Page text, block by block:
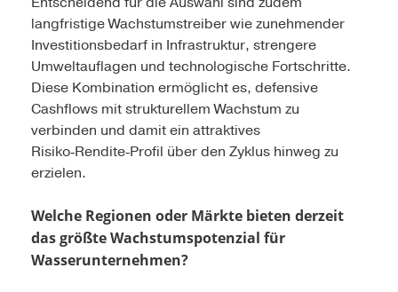
langfristige Wachstumstreiber wie zunehmender
Investitionsbedarf in Infrastruktur, strengere
Umweltauflagen und technologische Fortschritte.
Diese Kombination ermöglicht es, defensive
Cashflows mit strukturellem Wachstum zu
verbinden und damit ein attraktives
Risiko‑Rendite‑Profil über den Zyklus hinweg zu
erzielen.
Welche Regionen oder Märkte bieten derzeit
das größte Wachstumspotenzial für
Wasserunternehmen?